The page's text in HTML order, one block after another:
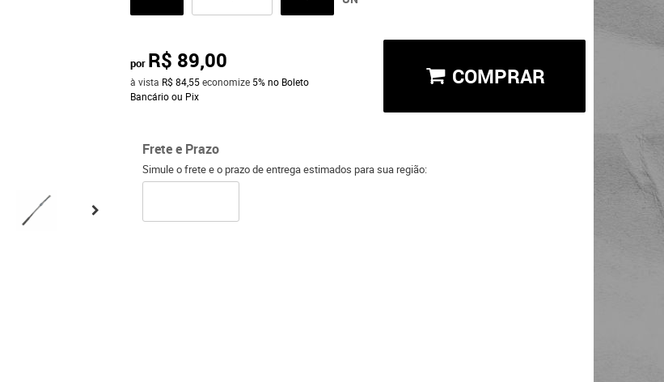
por R$ 89,00
à vista R$ 84,55economize 5% no Boleto
Bancário ou Pix
COMPRAR
Frete e Prazo
Simule o frete e o prazo de entrega estimados para sua região: